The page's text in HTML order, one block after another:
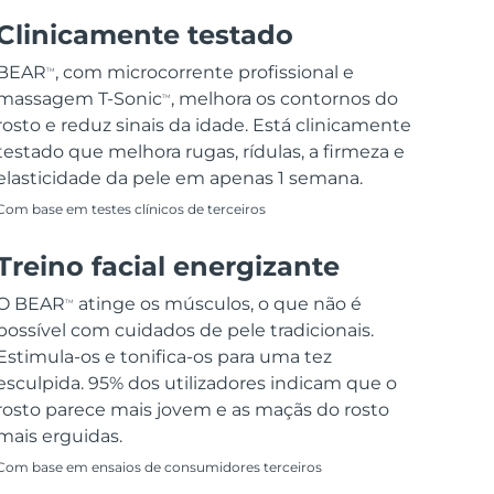
testado
TM , com microcorrente profissional e
T-SonicTM , melhora os contornos do
e reduz sinais da idade. Está clinicamente
que melhora rugas, rídulas, a firmeza e
da pele em apenas 1 semana.
base em testes clínicos de terceiros
facial energizante
BEARTM
atinge os músculos, o que não é
com cuidados de pele tradicionais.
os e tonifica-os para uma tez
95% dos utilizadores indicam que o
parece mais jovem e as maçãs do rosto
erguidas.
base em ensaios de consumidores terceiros